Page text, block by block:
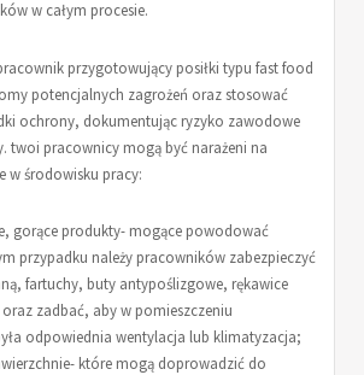
w całym procesie.
przygotowujący posiłki typu fast food
potencjalnych zagrożeń oraz stosować
ochrony, dokumentując ryzyko zawodowe
twoi pracownicy mogą być narażeni na
w środowisku pracy:
gorące produkty- mogące powodować
przypadku należy pracowników zabezpieczyć
fartuchy, buty antypoślizgowe, rękawice
zadbać, aby w pomieszczeniu
odpowiednia wentylacja lub klimatyzacja;
które mogą doprowadzić do